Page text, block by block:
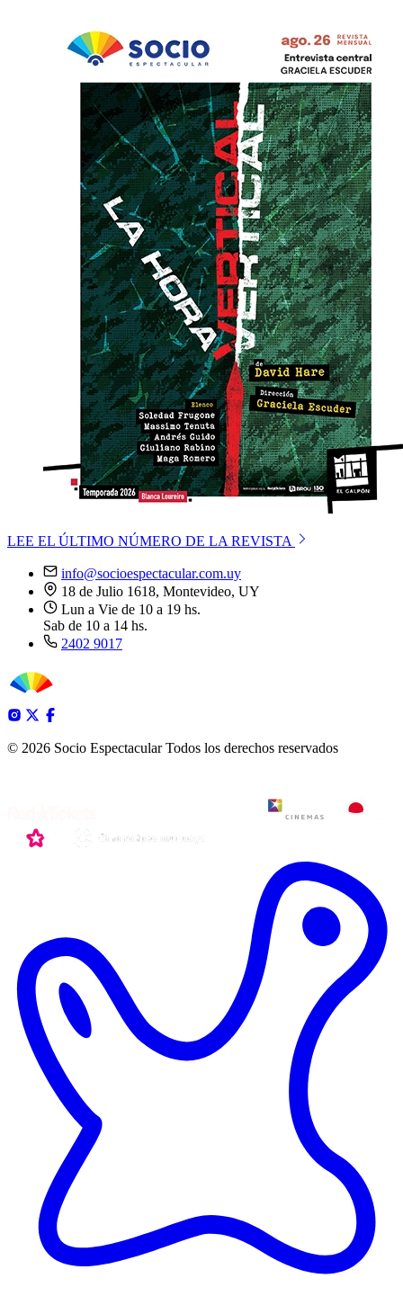
LEE EL ÚLTIMO NÚMERO DE LA REVISTA
info@socioespectacular.com.uy
18 de Julio 1618, Montevideo, UY
Lun a Vie de 10 a 19 hs.
Sab de 10 a 14 hs.
2402 9017
© 2026 Socio Espectacular Todos los derechos reservados